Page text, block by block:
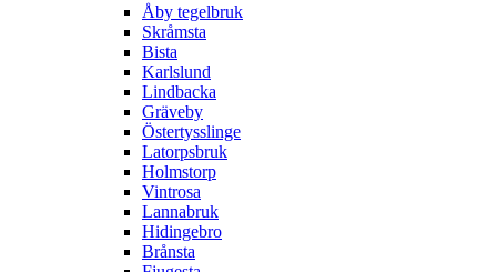
Åby tegelbruk
Skråmsta
Bista
Karlslund
Lindbacka
Gräveby
Östertysslinge
Latorpsbruk
Holmstorp
Vintrosa
Lannabruk
Hidingebro
Brånsta